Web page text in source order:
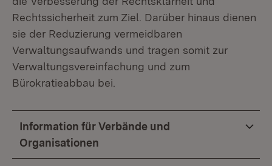
Rechtssicherheit zum Ziel. Darüber hinaus dienen
sie der Reduzierung vermeidbaren
Verwaltungsaufwands und tragen somit zur
Verwaltungsvereinfachung und zum
Bürokratieabbau bei.
Information für Verbände und
Organisationen